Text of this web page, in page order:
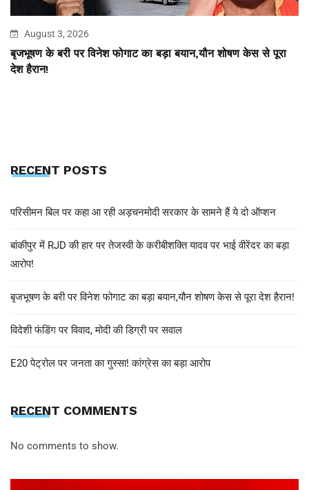
August 3, 2026
बृजभूषण के बरी पर विनेश फोगाट का बड़ा बयान,यौन शोषण केस से पूरा
देश हैरान!
RECENT POSTS
परिसीमन बिल पर कहा आ रही अड़चनमोदी सरकार के सामने हैं ये दो ऑप्शन
बांकीपुर में RJD की हार पर तेजस्वी के करीबीशक्ति यादव पर भाई वीरेंदर का बड़ा
आरोप!
बृजभूषण के बरी पर विनेश फोगाट का बड़ा बयान,यौन शोषण केस से पूरा देश हैरान!
विदेशी फंडिंग पर विवाद, मोदी की डिग्री पर सवाल
E20 पेट्रोल पर जनता का गुस्सा! कांग्रेस का बड़ा आरोप
RECENT COMMENTS
No comments to show.